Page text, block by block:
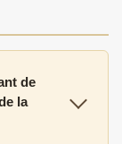
de
la